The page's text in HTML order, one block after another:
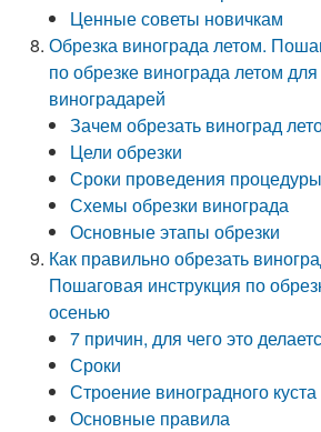
Ценные советы новичкам
Обрезка винограда летом.
по обрезке винограда летом
виноградарей
Зачем обрезать виноград
Цели обрезки
Сроки проведения процедуры
Схемы обрезки винограда
Основные этапы обрезки
Как правильно обрезать
Пошаговая инструкция по
осенью
7 причин, для чего это
Сроки
Строение виноградного куста
Основные правила